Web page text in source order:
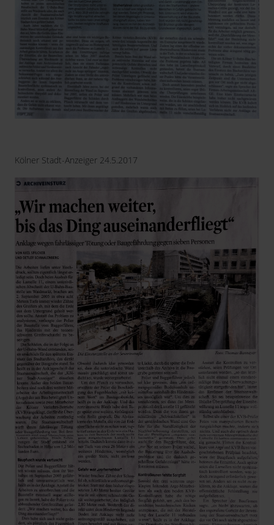
Kölner Stadt-Anzeiger 24.5.2017